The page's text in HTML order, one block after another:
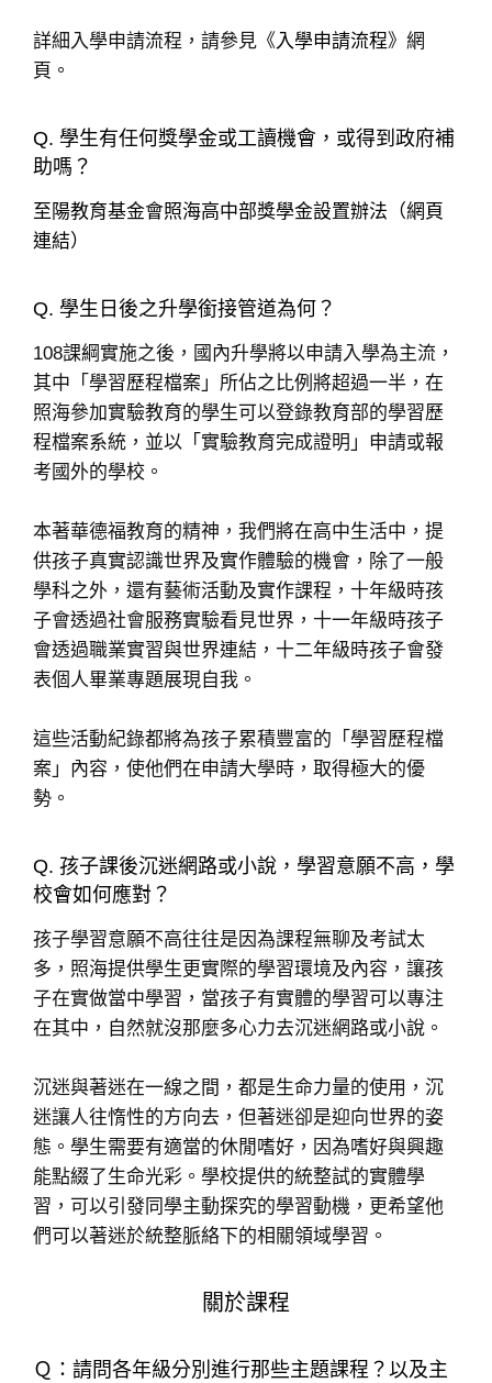
詳細入學申請流程，請參見《入學申請流程》網
頁。
Q. 學生有任何獎學金或工讀機會，或得到政府補
助嗎？
至陽教育基金會照海高中部獎學金設置辦法（網頁
連結）
Q. 學生日後之升學銜接管道為何？
108課綱實施之後，國內升學將以申請入學為主流，
其中「學習歷程檔案」所佔之比例將超過一半，在
照海參加實驗教育的學生可以登錄教育部的學習歷
程檔案系統，並以「實驗教育完成證明」申請或報
考國外的學校。
本著華德福教育的精神，我們將在高中生活中，提
供孩子真實認識世界及實作體驗的機會，除了一般
學科之外，還有藝術活動及實作課程，十年級時孩
子會透過社會服務實驗看見世界，十一年級時孩子
會透過職業實習與世界連結，十二年級時孩子會發
表個人畢業專題展現自我。
這些活動紀錄都將為孩子累積豐富的「學習歷程檔
案」內容，使他們在申請大學時，取得極大的優
勢。
Q. 孩子課後沉迷網路或小說，學習意願不高，學
校會如何應對？
孩子學習意願不高往往是因為課程無聊及考試太
多，照海提供學生更實際的學習環境及內容，讓孩
子在實做當中學習，當孩子有實體的學習可以專注
在其中，自然就沒那麼多心力去沉迷網路或小說。
沉迷與著迷在一線之間，都是生命力量的使用，沉
迷讓人往惰性的方向去，但著迷卻是迎向世界的姿
態。學生需要有適當的休閒嗜好，因為嗜好與興趣
能點綴了生命光彩。學校提供的統整試的實體學
習，可以引發同學主動探究的學習動機，更希望他
們可以著迷於統整脈絡下的相關領域學習。
關於課程
Ｑ：請問各年級分別進行那些主題課程？以及主